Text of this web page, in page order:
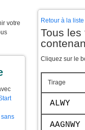
votre
Retour à la
Tous
Cliquez sur le
Tirage
ALWY
AAGNWY